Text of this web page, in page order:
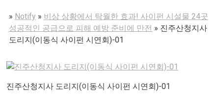
» Notify » 비상 상황에서 탁월한 효과! 사이펀 시설물 24곳
성공적인 공급으로 피해 예방 준비에 만전 » 진주산청지사
도리지(이동식 사이펀 시연회)-01
진주산청지사 도리지(이동식 사이펀 시연회)-01